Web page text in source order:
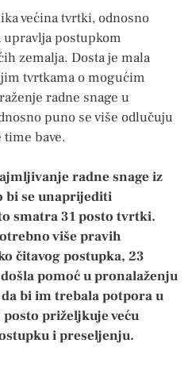
većina tvrtki, odnosno
upravlja postupkom
zemalja. Dosta je mala
tvrtkama o mogućim
radne snage u
puno se više odlučuju
time bave.
radne snage iz
bi se unaprijediti
smatra 31 posto tvrtki.
više pravih
čitavog postupka, 23
pomoć u pronalaženju
bi im trebala potpora u
priželjkuje veću
i preseljenju.